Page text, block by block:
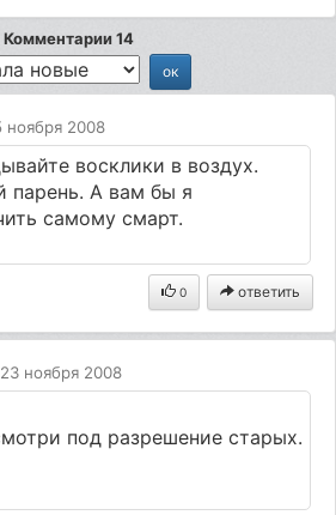
Комментарии 14
ноября 2008
восклики в воздух.
парень. А вам бы я
самому смарт.
0 ответить
23 ноября 2008
под разрешение старых.